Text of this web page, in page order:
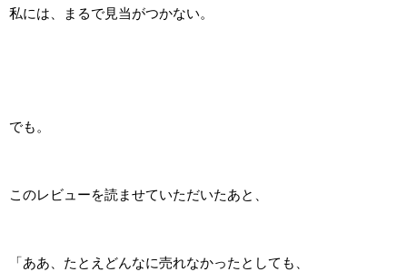
私には、まるで見当がつかない。
でも。
このレビューを読ませていただいたあと、
「ああ、たとえどんなに売れなかったとしても、